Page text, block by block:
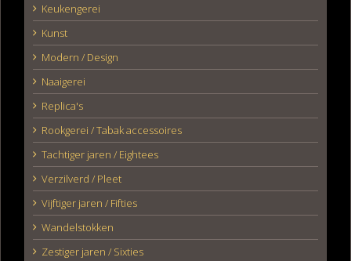
Keukengerei
Kunst
Modern / Design
Naaigerei
Replica's
Rookgerei / Tabak accessoires
Tachtiger jaren / Eightees
Verzilverd / Pleet
Vijftiger jaren / Fifties
Wandelstokken
Zestiger jaren / Sixties